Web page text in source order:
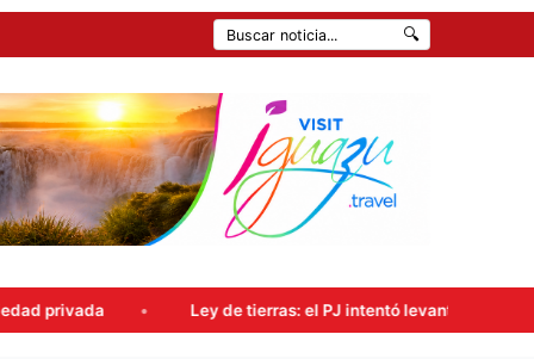
🔍
Ley de tierras: el PJ intentó levantar la sesión, pero el